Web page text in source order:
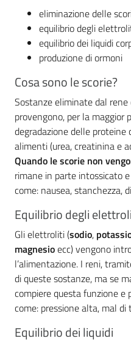
eliminazione delle
equilibrio degli
equilibrio dei liquidi
produzione di ormoni
Cosa sono le scorie?
Sostanze eliminate dal
provengono, per la maggior
degradazione delle
alimenti (urea, creatinina e
Quando le scorie non
rimane in parte intossicato
come: nausea, stanchezza,
Equilibrio degli
Gli elettroliti (sodio,
magnesioecc) vengono
l’alimentazione. I reni,
di queste sostanze, ma se
compiere questa funzione e
come: pressione alta, mal di
Equilibrio dei liquidi